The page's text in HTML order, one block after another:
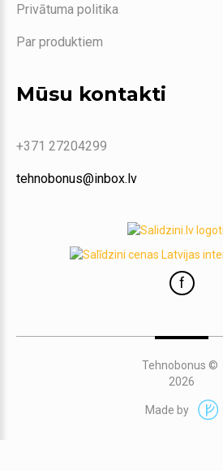
Privātuma politika
Par produktiem
Mūsu kontakti
+371 27204299
tehnobonus@inbox.lv
f
Tehnobonus ©
2026
Made by